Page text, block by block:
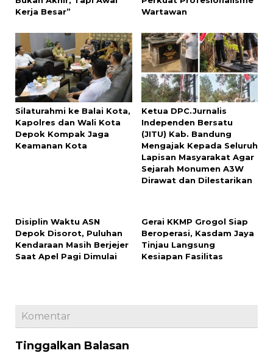
Kerja Besar”
Wartawan
Silaturahmi ke Balai Kota,
Kapolres dan Wali Kota
Depok Kompak Jaga
Keamanan Kota
Ketua DPC.Jurnalis
Independen Bersatu
(JITU) Kab. Bandung
Mengajak Kepada Seluruh
Lapisan Masyarakat Agar
Sejarah Monumen A3W
Dirawat dan Dilestarikan
Disiplin Waktu ASN
Depok Disorot, Puluhan
Kendaraan Masih Berjejer
Saat Apel Pagi Dimulai
Gerai KKMP Grogol Siap
Beroperasi, Kasdam Jaya
Tinjau Langsung
Kesiapan Fasilitas
Komentar
Tinggalkan Balasan